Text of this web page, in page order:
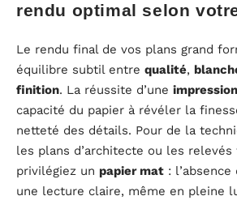
rendu optimal selon
Le rendu final de vos plans grand
équilibre subtil entre qualité,
finition. La réussite d’une impression
capacité du papier à révéler la
netteté des détails. Pour de la
les plans d’architecte ou les relevés
privilégiez un papier mat :
une lecture claire, même en pleine